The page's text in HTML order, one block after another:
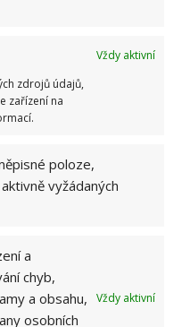
Vždy aktivní
zdrojů údajů,
zařízení na
poloze,
vyžádaných
a
chyb,
a obsahu,
osobních
Vždy aktivní